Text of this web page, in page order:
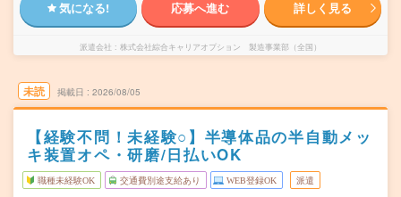
気になる! 応募へ進む 詳しく見る
派遣会社 株式会社綜合キャリアオプション 製造事業部（全国）
未読 掲載日 2026/08/05
【経験不問！未経験○】半導体品の半自動メッ
キ装置オペ・研磨/日払いOK
職種未経験OK 交通費別途支給あり WEB登録OK 派遣